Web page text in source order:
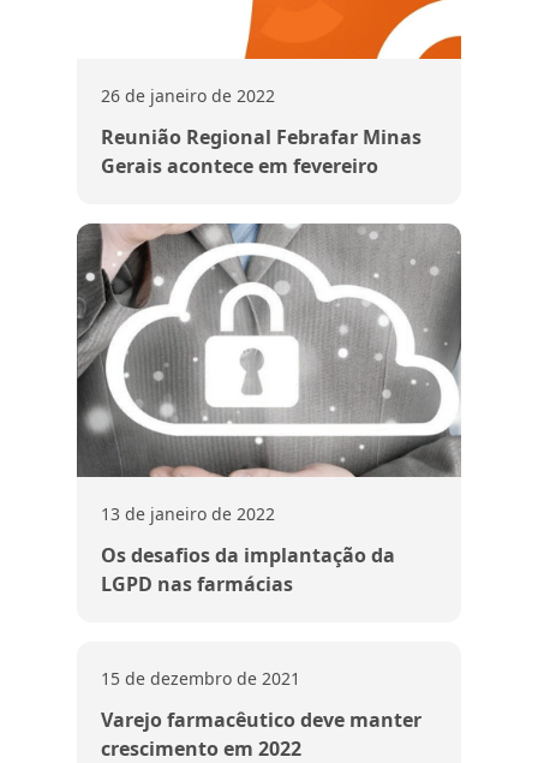
26 de janeiro de 2022
Reunião Regional Febrafar Minas
Gerais acontece em fevereiro
13 de janeiro de 2022
Os desafios da implantação da
LGPD nas farmácias
15 de dezembro de 2021
Varejo farmacêutico deve manter
crescimento em 2022